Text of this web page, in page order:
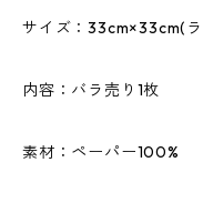
サイズ：33cm×33cm(
内容：バラ売り1枚
素材：ペーパー100%